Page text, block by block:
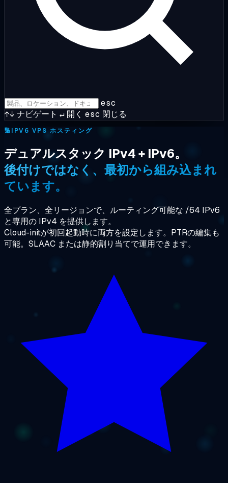
esc
↑↓ ナビゲート ↵ 開く esc 閉じる
🔢 IPV6 VPS ホスティング
デュアルスタック IPv4 + IPv6。
後付けではなく、最初から組み込まれ
ています。
全プラン、全リージョンで、ルーティング可能な /64 IPv6
と専用の IPv4 を提供します。
Cloud-initが初回起動時に両方を設定します。PTRの編集も
可能。SLAAC または静的割り当てで運用できます。